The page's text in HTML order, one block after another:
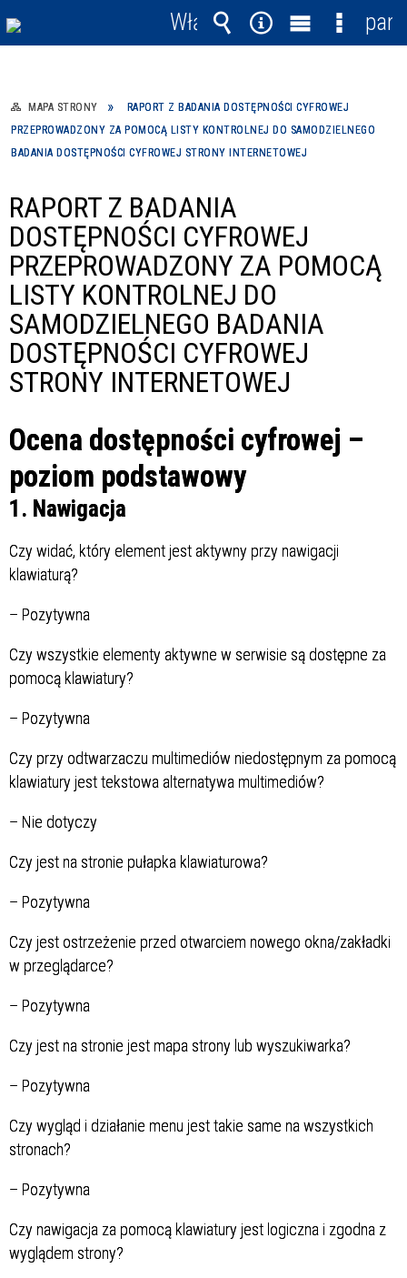
MAPA STRONY
RAPORT Z BADANIA DOSTĘPNOŚCI CYFROWEJ
PRZEPROWADZONY ZA POMOCĄ LISTY KONTROLNEJ DO SAMODZIELNEGO
BADANIA DOSTĘPNOŚCI CYFROWEJ STRONY INTERNETOWEJ
RAPORT Z BADANIA
DOSTĘPNOŚCI CYFROWEJ
PRZEPROWADZONY ZA POMOCĄ
LISTY KONTROLNEJ DO
SAMODZIELNEGO BADANIA
DOSTĘPNOŚCI CYFROWEJ
STRONY INTERNETOWEJ
Ocena dostępności cyfrowej –
poziom podstawowy
1. Nawigacja
Czy widać, który element jest aktywny przy nawigacji
klawiaturą?
– Pozytywna
Czy wszystkie elementy aktywne w serwisie są dostępne za
pomocą klawiatury?
– Pozytywna
Czy przy odtwarzaczu multimediów niedostępnym za pomocą
klawiatury jest tekstowa alternatywa multimediów?
– Nie dotyczy
Czy jest na stronie pułapka klawiaturowa?
– Pozytywna
Czy jest ostrzeżenie przed otwarciem nowego okna/zakładki
w przeglądarce?
– Pozytywna
Czy jest na stronie jest mapa strony lub wyszukiwarka?
– Pozytywna
Czy wygląd i działanie menu jest takie same na wszystkich
stronach?
– Pozytywna
Czy nawigacja za pomocą klawiatury jest logiczna i zgodna z
wyglądem strony?
Włącz
powiadomienia
Wyszukiwarka
Narzędzia
MenuMenu